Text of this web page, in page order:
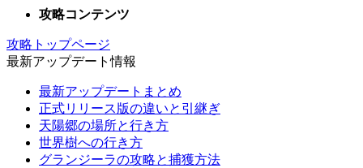
攻略コンテンツ
攻略トップページ
最新アップデート情報
最新アップデートまとめ
正式リリース版の違いと引継ぎ
天陽郷の場所と行き方
世界樹への行き方
グランジーラの攻略と捕獲方法